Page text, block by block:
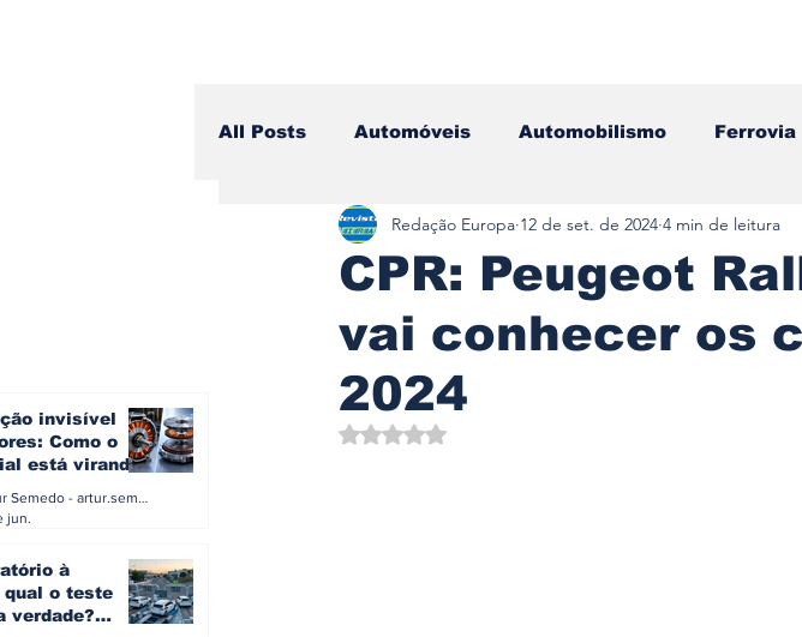
invisível
Como o
está virando
Artur Semedo - artur.semedo@publiracing.pt
jun.
à
qual o teste
verdade?
All Posts Automóveis Automobilismo Ferrovia
Camiões Lazer Aviação Motos
Branding & Estratégia Componentes
CPR: Peugeot
vai conhecer os
2024
Redação Europa 12 de set. de 2024 4 min de leitura
Avaliado com NaN de 5 estrelas.